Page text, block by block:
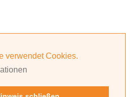
verwendet Cookies.